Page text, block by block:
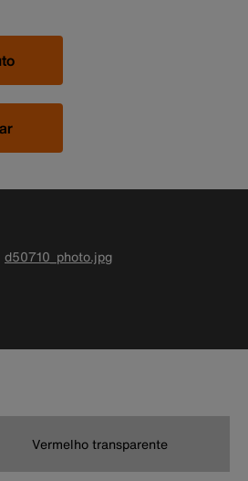
d50710_photo.jpg
Vermelho transparente